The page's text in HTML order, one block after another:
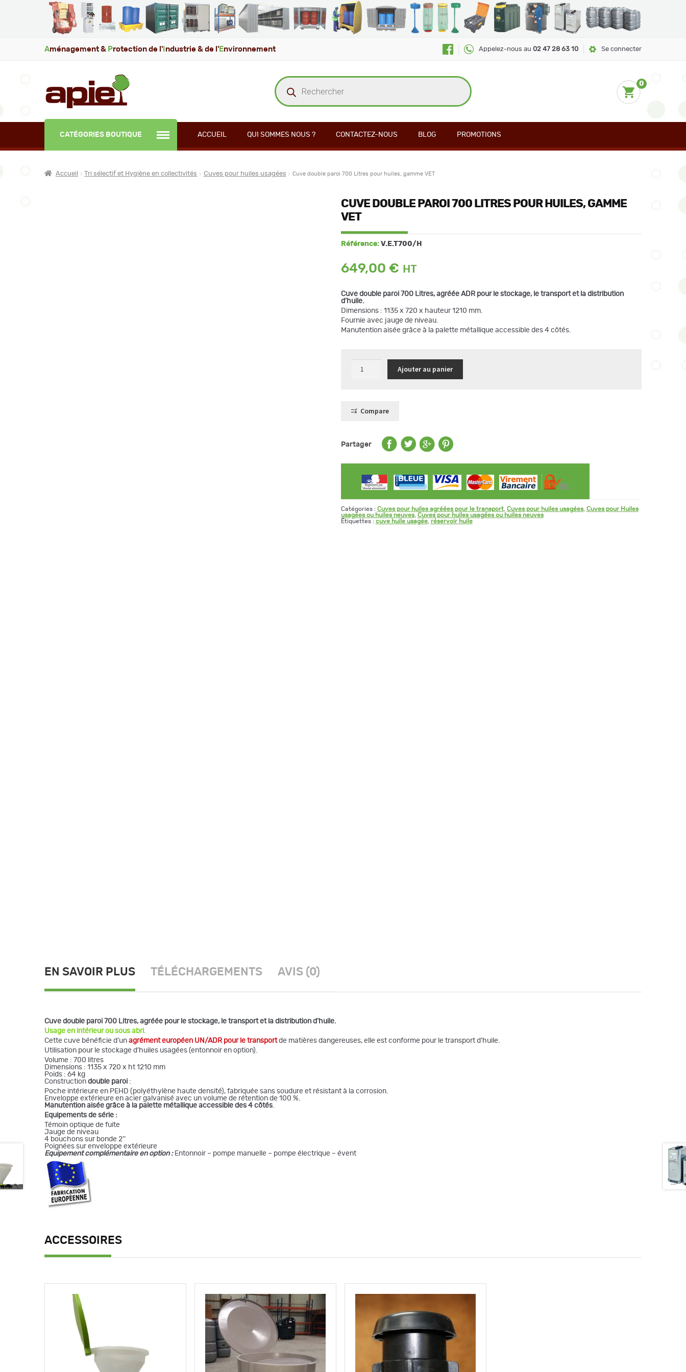
Aménagement & Protection de l' ndustrie & de l' Environnement Appelez-nous au 02 47 28 63 10 Se connecter
Recherche
de
produits
0
CATÉGORIES BOUTIQUE ACCUEIL QUI SOMMES NOUS ? CONTACTEZ-NOUS BLOG PROMOTIONS
Accueil Tri sélectif et Hygiène en collectivités Cuves pour huiles usagées Cuve double paroi 700 Litres pour huiles, gamme VET
CUVE DOUBLE PAROI 700 LITRES POUR HUILES, GAMME
VET
Référence: V.E.T700/H
649,00 €
Cuve double paroi 700 Litres, agréée ADR pour le stockage, le transport et la distribution
d’huile.
Dimensions : 1135 x 720 x hauteur 1210 mm.
Fournie avec jauge de niveau.
Manutention aisée grâce à la palette métallique accessible des 4 côtés.
quantité
pour
Ajouter au panier
Compare
Partager
Catégories : Cuves pour huiles agréées pour le transport, Cuves pour huiles usagées, Cuves pour Huiles
usagées ou huiles neuves, Cuves pour huiles usagées ou huiles neuves
Étiquettes : cuve huile usagée, réservoir huile
EN SAVOIR PLUS TÉLÉCHARGEMENTS AVIS (0)
Cuve double paroi 700 Litres, agréée pour le stockage, le transport et la distribution d’huile.
Usage en intérieur ou sous abri.
Cette cuve bénéficie d’un agrément européen UN/ADR pour le transportde matières dangereuses, elle est conforme pour le transport d’huile.
Utilisation pour le stockage d’huiles usagées (entonnoir en option).
Volume : 700 litres
Dimensions : 1135 x 720 x ht 1210 mm
Poids : 64 kg
Construction double paroi :
Poche intérieure en PEHD (polyéthylène haute densité), fabriquée sans soudure et résistant à la corrosion.
Enveloppe extérieure en acier galvanisé avec un volume de rétention de 100 %.
Manutention aisée grâce à la palette métallique accessible des 4 côtés.
Equipements de série :
Témoin optique de fuite
Jauge de niveau
4 bouchons sur bonde 2’’
Poignées sur enveloppe extérieure
Equipement complémentaire en option : Entonnoir – pompe manuelle – pompe électrique – évent
ACCESSOIRES